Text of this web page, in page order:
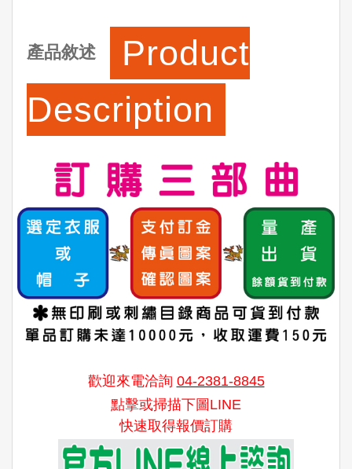
產品敘述
Product
Description
歡迎來電洽詢 04-2381-8845
點擊或掃描下圖LINE
快速取得報價訂購